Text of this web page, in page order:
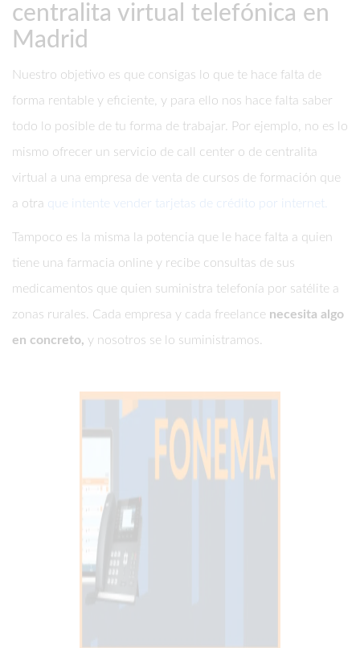
centralita virtual telefónica en
Madrid
Nuestro objetivo es que consigas lo que te hace falta de
forma rentable y eficiente, y para ello nos hace falta saber
todo lo posible de tu forma de trabajar. Por ejemplo, no es lo
mismo ofrecer un servicio de call center o de centralita
virtual a una empresa de venta de cursos de formación que
a otra que intente vender tarjetas de crédito por internet.
Tampoco es la misma la potencia que le hace falta a quien
tiene una farmacia online y recibe consultas de sus
medicamentos que quien suministra telefonía por satélite a
zonas rurales. Cada empresa y cada freelance necesita algo
en concreto, y nosotros se lo suministramos.